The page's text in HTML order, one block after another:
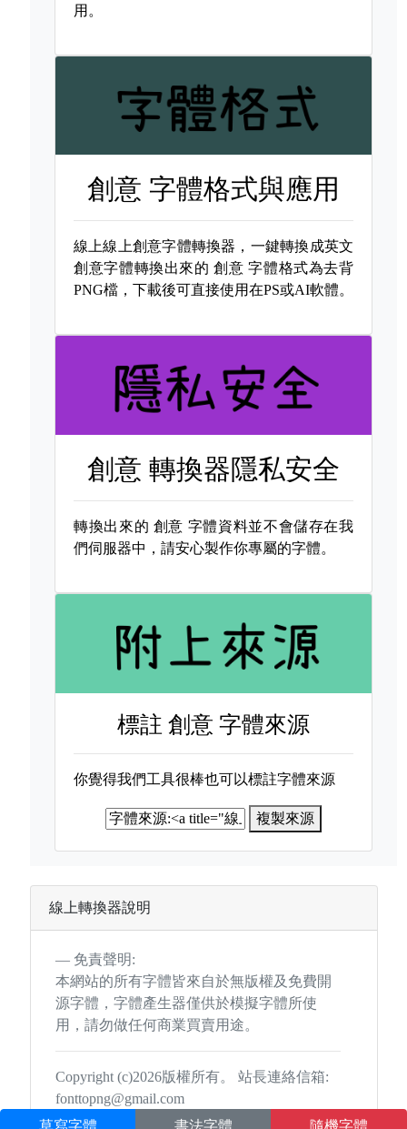
用。
創意 字體格式與應用
線上線上創意字體轉換器，一鍵轉換成英文
創意字體轉換出來的創意 字體格式為去背
PNG檔，下載後可直接使用在PS或AI軟體。
創意 轉換器隱私安全
轉換出來的 創意 字體資料並不會儲存在我
們伺服器中，請安心製作你專屬的字體。
標註創意 字體來源
你覺得我們工具很棒也可以標註字體來源
複製來源
線上轉換器說明
免責聲明:
本網站的所有字體皆來自於無版權及免費開
源字體，字體產生器僅供於模擬字體所使
用，請勿做任何商業買賣用途。
Copyright (c)2026版權所有。 站長連絡信箱:
fonttopng@gmail.com
草寫字體
書法字體 隨機字體